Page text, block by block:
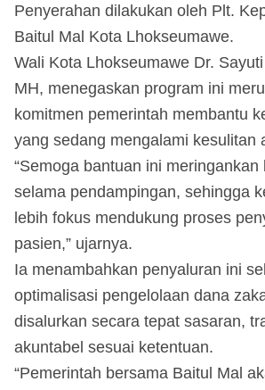
Penyerahan dilakukan oleh Plt.
Baitul Mal Kota Lhokseumawe.
Wali Kota Lhokseumawe Dr.
MH, menegaskan program ini
komitmen pemerintah membantu
yang sedang mengalami kesulitan
“Semoga bantuan ini
selama pendampingan, sehingga
lebih fokus mendukung proses
pasien,” ujarnya.
Ia menambahkan penyaluran ini
optimalisasi pengelolaan dana
disalurkan secara tepat sasaran,
akuntabel sesuai ketentuan.
“Pemerintah bersama Baitul Mal